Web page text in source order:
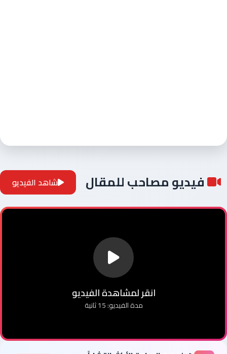
فيديو مصاحب للمقال شاهد الفيديو
انقر لمشاهدة الفيديو
مدة الفيديو: 15 ثانية